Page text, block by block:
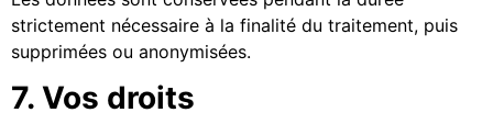
strictement nécessaire à la finalité du traitement, puis
supprimées ou anonymisées.
7. Vos droits